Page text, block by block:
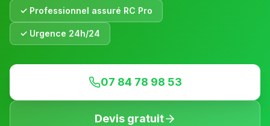
✓ Professionnel assuré RC Pro
✓ Urgence 24h/24
07 84 78 98 53
Devis gratuit